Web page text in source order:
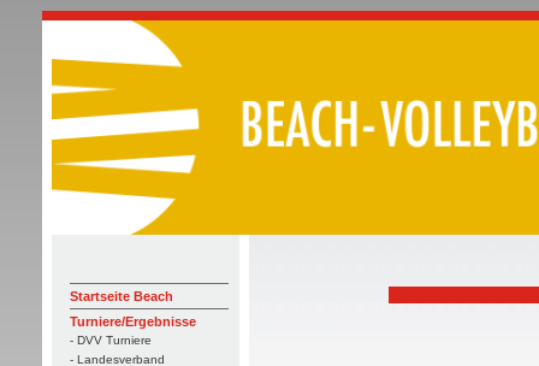
Startseite Beach
Turniere/Ergebnisse
- DVV Turniere
- Landesverband